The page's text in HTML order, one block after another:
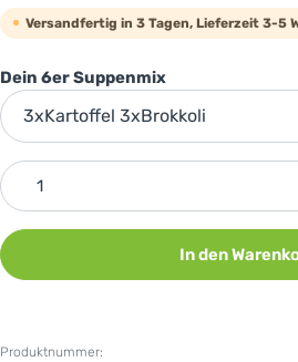
Versandfertig in 3 Tagen, Lieferzeit 3-5
Dein 6er Suppenmixauswählen
Produkt Anzahl: Gib den
In den
Produktnummer: